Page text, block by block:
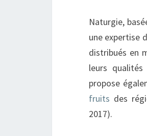
Naturgie,
une expertise
distribués en
leurs
propose
fruits des
2017).